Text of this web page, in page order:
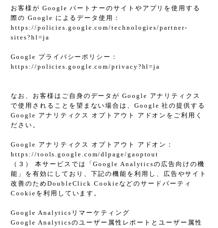
お客様が Google パートナーのサイトやアプリを使用する
際の Google によるデータ使用：
https://policies.google.com/technologies/partner-
sites?hl=ja
Google プライバシーポリシー：
https://policies.google.com/privacy?hl=ja
なお、お客様はご自身のデータが Google アナリティクス
で使用されることを望まない場合は、Google 社の提供する
Google アナリティクス オプトアウト アドオンをご利用く
ださい。
Google アナリティクス オプトアウト アドオン：
https://tools.google.com/dlpage/gaoptout
（３） 本サービスでは「Google Analyticsの広告向けの機
能」を有効にしており、下記の機能を利用し、広告やサイト
改善のためDoubleClick Cookieなどのサードパーティ
Cookieを利用しています。
Google Analyticsリマーケティング
Google Analyticsのユーザー属性レポートとユーザー属性